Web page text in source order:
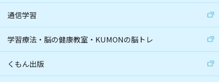
通信学習
学習療法・脳の健康教室・KUMONの脳トレ
くもん出版